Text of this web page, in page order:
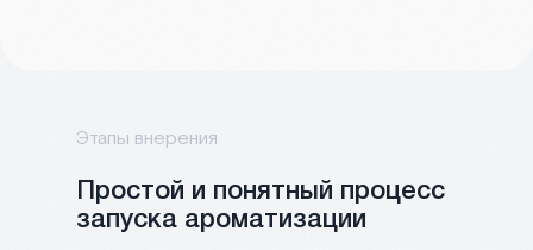
Простой и понятный процесс
запуска ароматизации
Этапы внерения